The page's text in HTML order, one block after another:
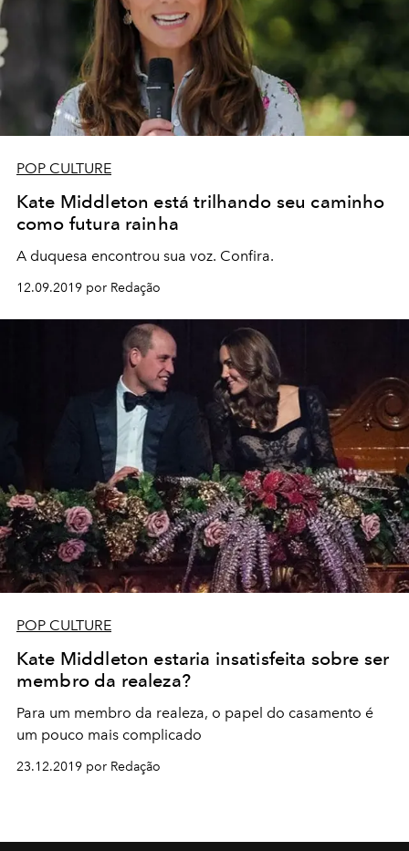
POP CULTURE
Kate Middleton está trilhando seu caminho
como futura rainha
A duquesa encontrou sua voz. Confira.
12.09.2019 por Redação
POP CULTURE
Kate Middleton estaria insatisfeita sobre ser
membro da realeza?
Para um membro da realeza, o papel do casamento é
um pouco mais complicado
23.12.2019 por Redação